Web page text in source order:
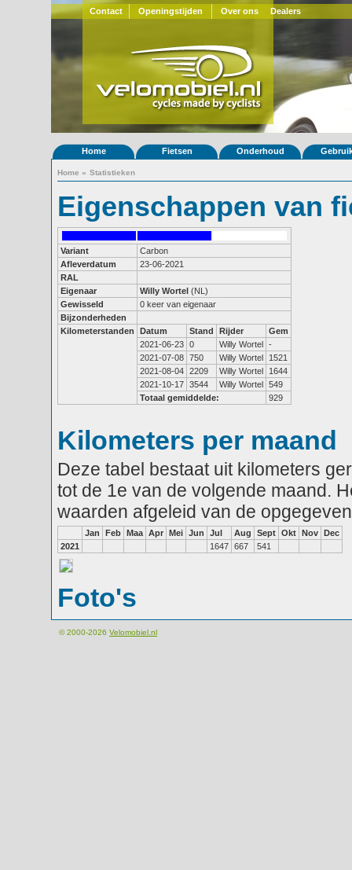
Contact Openingstijden Over ons Dealers
Home Fietsen Onderhoud
Home » Statistieken
Eigenschappen van
Variant
Carbon
Afleverdatum
23-06-2021
RAL
Eigenaar
Willy Wortel (NL)
Gewisseld
0 keer van eigenaar
Bijzonderheden
Kilometerstanden
Datum Stand Rijder
Gem
2021-06-23 0 Willy Wortel -
2021-07-08 750 Willy Wortel
1521
2021-08-04 2209 Willy Wortel
1644
2021-10-17 3544 Willy Wortel 549
Totaal gemiddelde:
929
Kilometers per maand
Deze tabel bestaat uit kilometers
tot de 1e van de volgende maand.
waarden afgeleid van de
Jan Feb Maa Apr Mei Jun Jul Aug Sept Okt Nov Dec
2021
1647 667 541
Foto's
© 2000-2026 Velomobiel.nl